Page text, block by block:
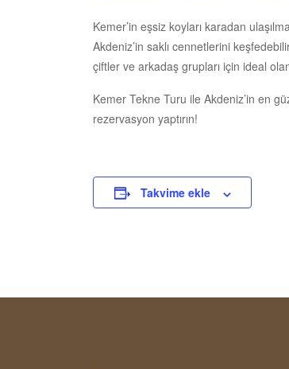
Kemer’in eşsiz koyları karadan
Akdeniz’in saklı cennetlerini
çiftler ve arkadaş grupları için ideal
Kemer Tekne Turu ile Akdeniz’in en
rezervasyon yaptırın!
Takvime ekle